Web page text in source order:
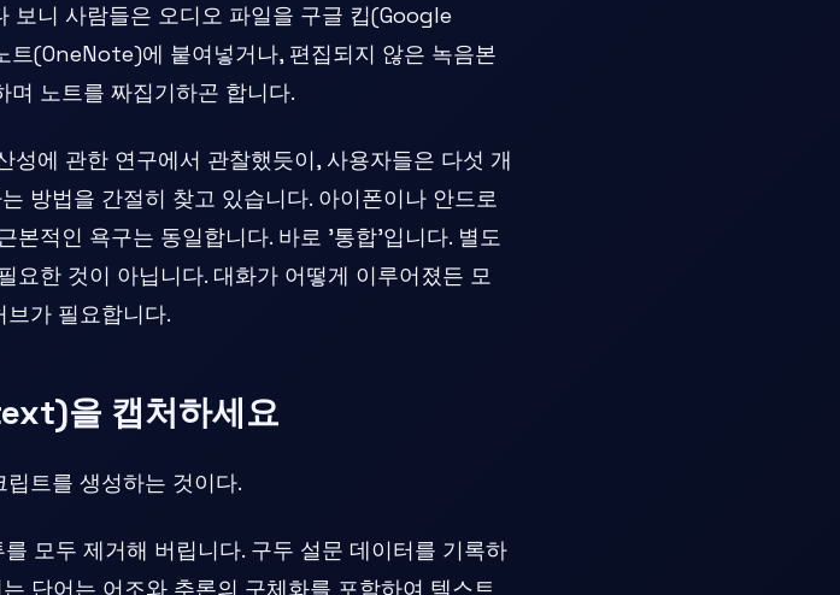
보니 사람들은 오디오 파일을 구글 킵(Google
(OneNote)에 붙여넣거나, 편집되지 않은 녹음본
노트를 짜집기하곤 합니다.
에 관한 연구에서 관찰했듯이, 사용자들은 다섯 개
방법을 간절히 찾고 있습니다. 아이폰이나 안드로
본적인 욕구는 동일합니다. 바로 '통합'입니다. 별도
요한 것이 아닙니다. 대화가 어떻게 이루어졌든 모
가 필요합니다.
을 캡처하세요
트를 생성하는 것이다.
모두 제거해 버립니다. 구두 설문 데이터를 기록하
단어는 어조와 추론의 구체화를 포함하여 텍스트